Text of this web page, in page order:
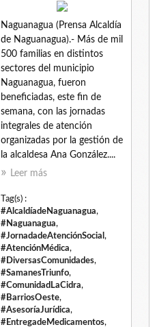
Naguanagua (Prensa Alcaldía
de Naguanagua).- Más de mil
500 familias en distintos
sectores del municipio
Naguanagua, fueron
beneficiadas, este fin de
semana, con las jornadas
integrales de atención
organizadas por la gestión de
la alcaldesa Ana González....
Leer más
Tag(s) :
#AlcaldíadeNaguanagua,
#Naguanagua,
#JornadadeAtenciónSocial ,
#AtenciónMédica,
#DiversasComunidades,
#SamanesTriunfo,
#ComunidadLaCidra,
#BarriosOeste,
#AsesoríaJurídica,
#EntregadeMedicamentos,